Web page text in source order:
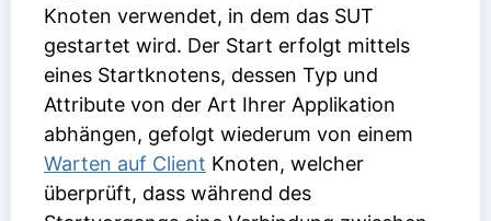
Knoten verwendet, in dem das SUT
gestartet wird. Der Start erfolgt mittels
eines Startknotens, dessen Typ und
Attribute von der Art Ihrer Applikation
abhängen, gefolgt wiederum von einem
Warten auf Client Knoten, welcher
überprüft, dass während des